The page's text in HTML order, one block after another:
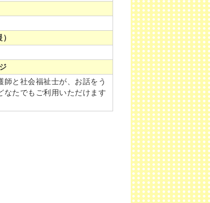
と社会福祉士が、お話をう
なたでもご利用いただけます